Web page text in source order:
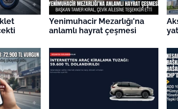
Yenimuhacir Mezarlığı'na
anlamlı hayrat çeşmesi